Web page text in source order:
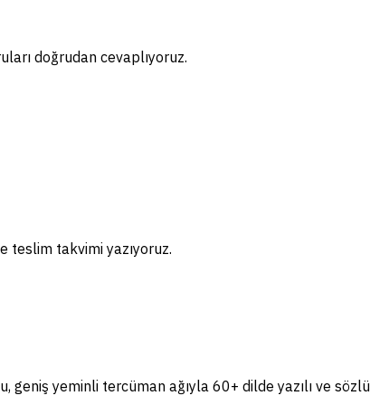
doğrudan cevaplıyoruz.
teslim takvimi yazıyoruz.
geniş yeminli tercüman ağıyla 60+ dilde yazılı ve